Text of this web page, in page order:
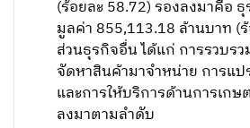
(ร้อยละ 58.72) รองลงมาคือ
มูลค่า 855,113.18 ล้านบาท (
ส่วนธุรกิจอื่น ได้แก่ การรวบร
จัดหาสินค้ามาจำหน่าย การแ
และการให้บริการด้านการเก
ลงมาตามลำดับ